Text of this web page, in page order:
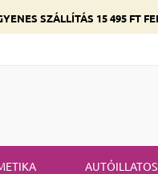
SZÁLLÍTÁS 15 495 FT